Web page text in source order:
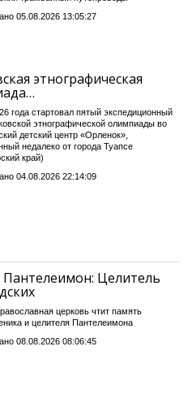
05.08.2026 13:05:27
этнографическая
года стартовал пятый экспедиционный
этнографической олимпиады во
детский центр «Орленок»,
недалеко от города Туапсе
край)
04.08.2026 22:14:09
Пантелеимон: Целитель
церковь чтит память
и целителя Пантелеимона
08.08.2026 08:06:45